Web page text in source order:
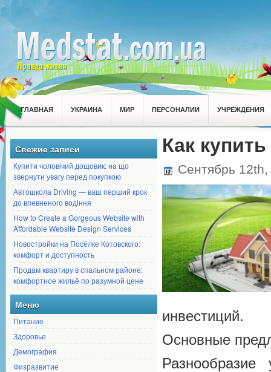
ГЛАВНАЯ УКРАИНА МИР ПЕРСОНАЛИИ УЧРЕЖДЕНИЯ
Свежие записи
Купити чоловічий дощовик: на що
звернути увагу перед покупкою
Автошкола Driving — ваш перший крок
до впевненого водіння
How to Create a Gorgeous Website with
Affordable Website Design Services
Новостройки на Посёлке Котовского:
комфорт и доступность
Продам квартиру в спальном районе:
комфортное жильё по разумной цене
Меню
Питание
Здоровье
Демография
Физразвитие
Как
Сентябрь
инвестиций.
Основные
Разнообразие